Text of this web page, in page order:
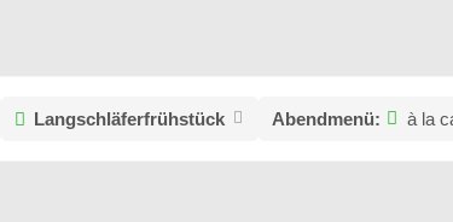
Langschläferfrühstück Abendmenü: à la